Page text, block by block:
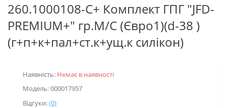
260.1000108-C+ Комплект ГПГ "JFD-
PREMIUM+" гр.М/С (Євро1)(d-38 )
(г+п+к+пал+ст.к+ущ.к силікон)
Наявність: Немає в наявності
Модель: 000017957
Відгуки:(0)